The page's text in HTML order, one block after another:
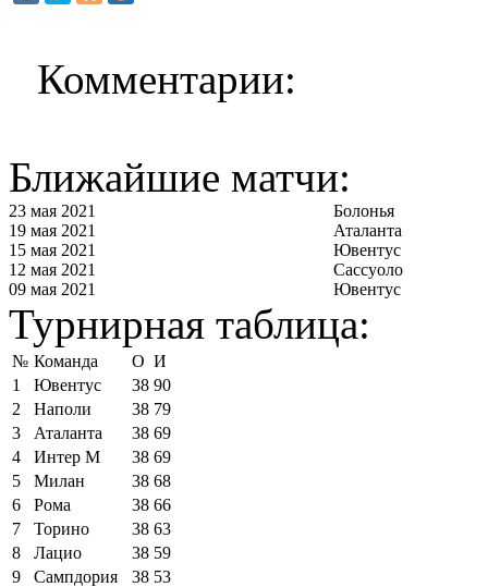
Комментарии:
Ближайшие матчи:
23 мая 2021
Болонья
19 мая 2021
Аталанта
15 мая 2021
Ювентус
12 мая 2021
Сассуоло
09 мая 2021
Ювентус
Турнирная таблица:
№ Команда О И
1
Ювентус 38 90
2
Наполи 38 79
3
Аталанта 38 69
4
Интер М 38 69
5
Милан 38 68
6
Рома 38 66
7
Торино 38 63
8
Лацио 38 59
9
Сампдория 38 53